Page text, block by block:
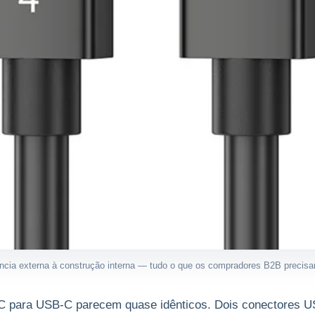
externa à construção interna — tudo o que os compradores B2B
para USB-C parecem quase idênticos. Dois conectores